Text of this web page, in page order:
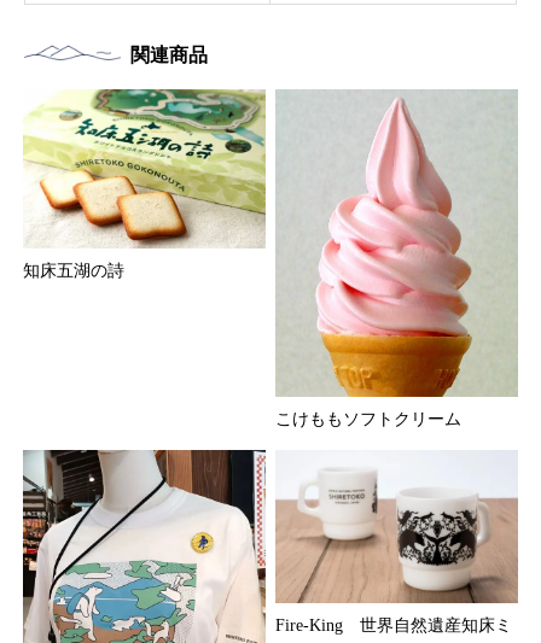
関連商品
知床五湖の詩
こけももソフトクリーム
Fire-King 世界自然遺産知床ミ